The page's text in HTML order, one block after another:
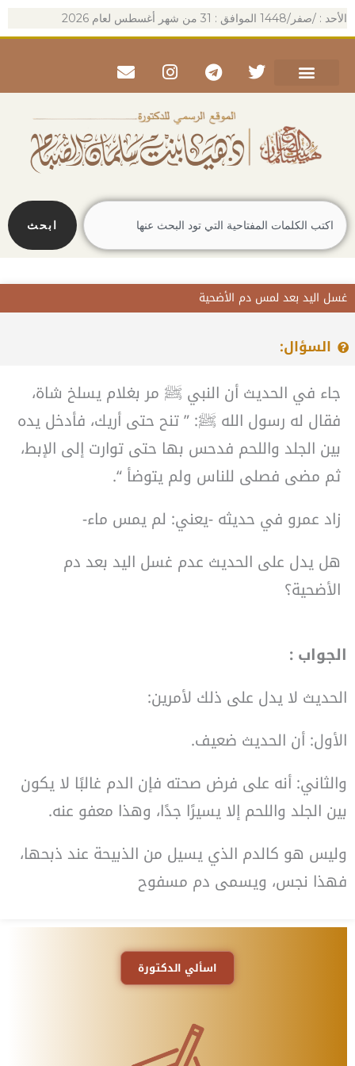
تخطي
الأحد : /صفر/1448 الموافق : 31 من شهر أغسطس لعام 2026
Twitter
Telegram
Instagram
Envelope
Search
ابحث
غسل اليد بعد لمس دم الأضحية
السؤال:
جاء في الحديث أن النبي ﷺ مر بغلام يسلخ شاة،
فقال له رسول الله ﷺ: ” تنح حتى أريك، فأدخل يده
بين الجلد واللحم فدحس بها حتى توارت إلى الإبط،
ثم مضى فصلى للناس ولم يتوضأ “.
زاد عمرو في حديثه -يعني: لم يمس ماء-
هل يدل على الحديث عدم غسل اليد بعد دم
الأضحية؟
الجواب :
الحديث لا يدل على ذلك لأمرين:
الأول: أن الحديث ضعيف.
والثاني: أنه على فرض صحته فإن الدم غالبًا لا يكون
بين الجلد واللحم إلا يسيرًا جدًا، وهذا معفو عنه.
وليس هو كالدم الذي يسيل من الذبيحة عند ذبحها،
فهذا نجس، ويسمى دم مسفوح
اسألي الدكتورة